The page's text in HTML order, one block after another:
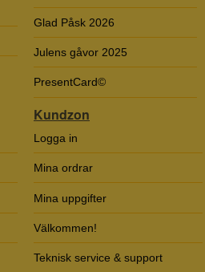
Glad Påsk 2026
Julens gåvor 2025
PresentCard©
Kundzon
Logga in
Mina ordrar
Mina uppgifter
Välkommen!
Teknisk service & support